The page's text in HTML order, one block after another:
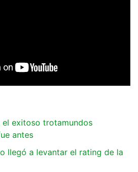
el exitoso trotamundos
antes
llegó a levantar el rating de la